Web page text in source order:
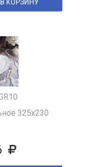
КОРЗИНУ
325x230